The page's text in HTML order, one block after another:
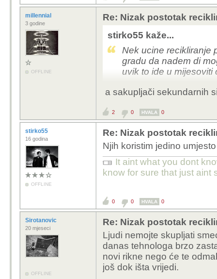
millennial
3 godine
OFFLINE
Re: Nizak postotak
stirko55 kaže...
Nek ucine recikliranje
gradu da nadem di
uvik to ide u mijesoviti
a sakupljači sekundarnih
2 0 HVALA 0
stirko55
16 godina
OFFLINE
Re: Nizak postotak
Njih koristim jedino
It aint what you dont
know for sure that just aint
0 0 HVALA 0
Sirotanovic
20 mjeseci
OFFLINE
Re: Nizak postotak
Ljudi nemojte skupljati
danas tehnologa brzo
novi rikne nego će te
još dok išta vrijedi.